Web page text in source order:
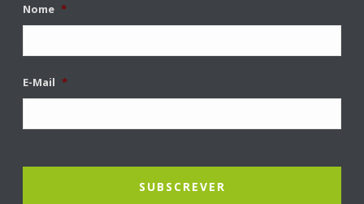
Nome *
E-Mail *